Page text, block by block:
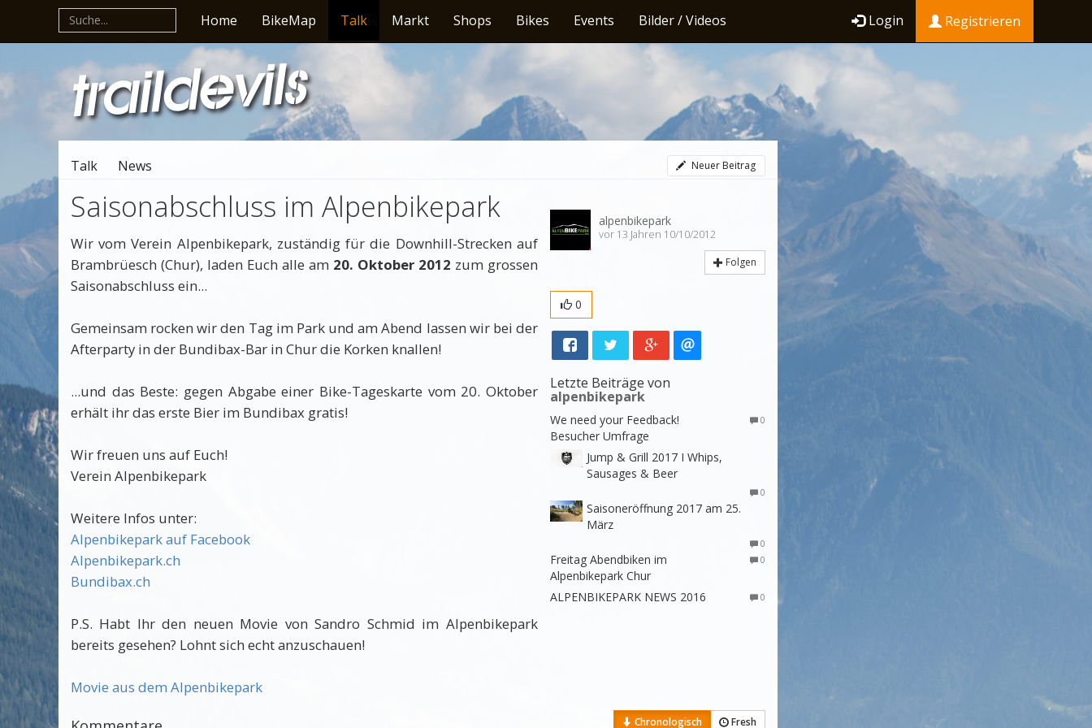
Home BikeMap Talk Markt Shops Bikes Events Bilder / Videos Login Registrieren
Talk News Neuer Beitrag
Saisonabschluss im Alpenbikepark
Wir vom Verein Alpenbikepark, zuständig für die Downhill-Strecken auf
Brambrüesch (Chur), laden Euch alle am 20. Oktober 2012 zum grossen
Saisonabschluss ein...
Gemeinsam rocken wir den Tag im Park und am Abend lassen wir bei der
Afterparty in der Bundibax-Bar in Chur die Korken knallen!
...und das Beste: gegen Abgabe einer Bike-Tageskarte vom 20. Oktober
erhält ihr das erste Bier im Bundibax gratis!
Wir freuen uns auf Euch!
Verein Alpenbikepark
Weitere Infos unter:
Alpenbikepark auf Facebook
Alpenbikepark.ch
Bundibax.ch
P.S. Habt Ihr den neuen Movie von Sandro Schmid im Alpenbikepark
bereits gesehen? Lohnt sich echt anzuschauen!
Movie aus dem Alpenbikepark
alpenbikepark
vor 13 Jahren 10/10/2012
Folgen
0
Letzte Beiträge von
alpenbikepark
We need your Feedback!
Besucher Umfrage
0
Jump & Grill 2017 I Whips,
Sausages & Beer
0
Saisoneröffnung 2017 am 25.
März
0
Freitag Abendbiken im
Alpenbikepark Chur
0
ALPENBIKEPARK NEWS 2016 0
Chronologisch Fresh